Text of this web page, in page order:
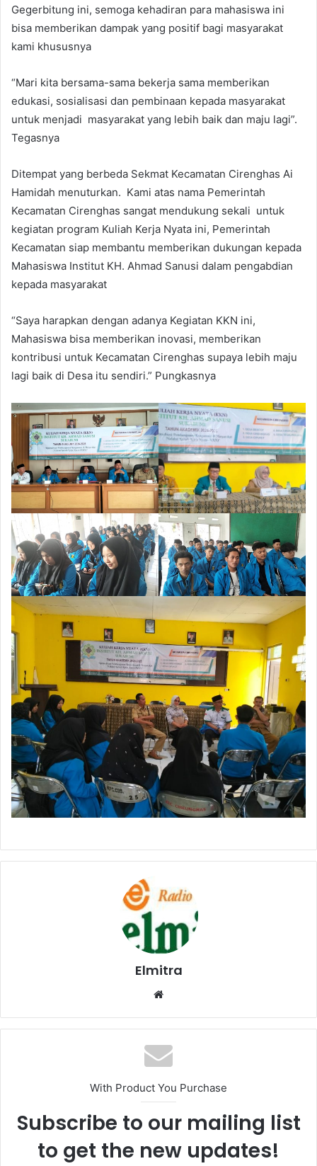
Gegerbitung ini, semoga kehadiran para mahasiswa ini
bisa memberikan dampak yang positif bagi masyarakat
kami khususnya
“Mari kita bersama-sama bekerja sama memberikan
edukasi, sosialisasi dan pembinaan kepada masyarakat
untuk menjadi masyarakat yang lebih baik dan maju lagi”.
Tegasnya
Ditempat yang berbeda Sekmat Kecamatan Cirenghas Ai
Hamidah menuturkan. Kami atas nama Pemerintah
Kecamatan Cirenghas sangat mendukung sekali untuk
kegiatan program Kuliah Kerja Nyata ini, Pemerintah
Kecamatan siap membantu memberikan dukungan kepada
Mahasiswa Institut KH. Ahmad Sanusi dalam pengabdian
kepada masyarakat
“Saya harapkan dengan adanya Kegiatan KKN ini,
Mahasiswa bisa memberikan inovasi, memberikan
kontribusi untuk Kecamatan Cirenghas supaya lebih maju
lagi baik di Desa itu sendiri.” Pungkasnya
Elmitra
Website
With Product You Purchase
Subscribe to our mailing list
to get the new updates!